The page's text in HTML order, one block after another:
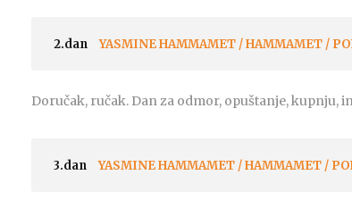
2.dan YASMINE HAMMAMET / HAMMAMET /
Doručak, ručak. Dan za odmor, opuštanje, kupnju,
3.dan YASMINE HAMMAMET / HAMMAMET /